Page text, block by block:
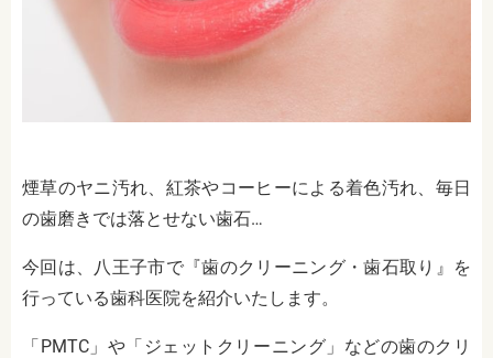
煙草のヤニ汚れ、紅茶やコーヒーによる着色汚れ、毎日
の歯磨きでは落とせない歯石…
今回は、八王子市で『歯のクリーニング・歯石取り』を
行っている歯科医院を紹介いたします。
「PMTC」や「ジェットクリーニング」などの歯のクリ